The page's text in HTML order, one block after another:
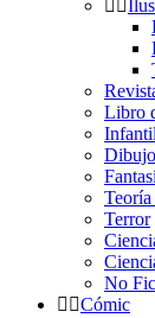
Libro
Infantil
Dibujo
Terror
No
Cómic